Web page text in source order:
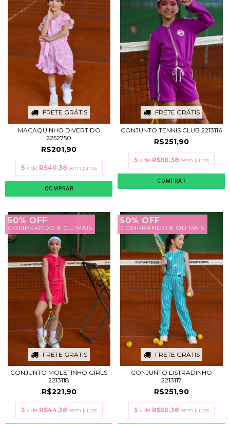
FRETE GRÁTIS
MACAQUINHO DIVERTIDO
2252750
R$201,90
5 x de R$40,38 sem juros
COMPRAR
FRETE GRÁTIS
CONJUNTO TENNIS CLUB 2213116
R$251,90
5 x de R$50,38 sem juros
COMPRAR
50% OFF
COMPRANDO 8 OU MAIS
FRETE GRÁTIS
CONJUNTO MOLETINHO GIRLS
2213118
R$221,90
5 x de R$44,38 sem juros
50% OFF
COMPRANDO 8 OU MAIS
FRETE GRÁTIS
CONJUNTO LISTRADINHO
2213117
R$251,90
5 x de R$50,38 sem juros